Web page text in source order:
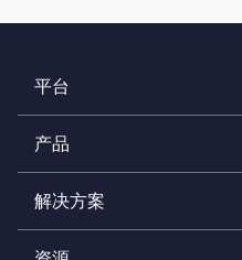
平台
产品
解决方案